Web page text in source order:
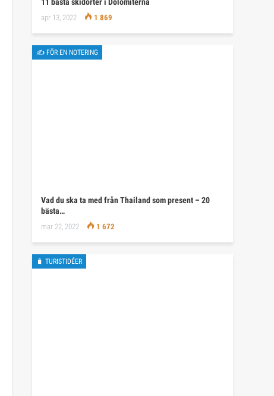
apr 13, 2022 1 869
✍ FÖR EN NOTERING
Vad du ska ta med från Thailand som present – 20
bästa…
mar 22, 2022 1 672
🧳 TURISTIDÉER